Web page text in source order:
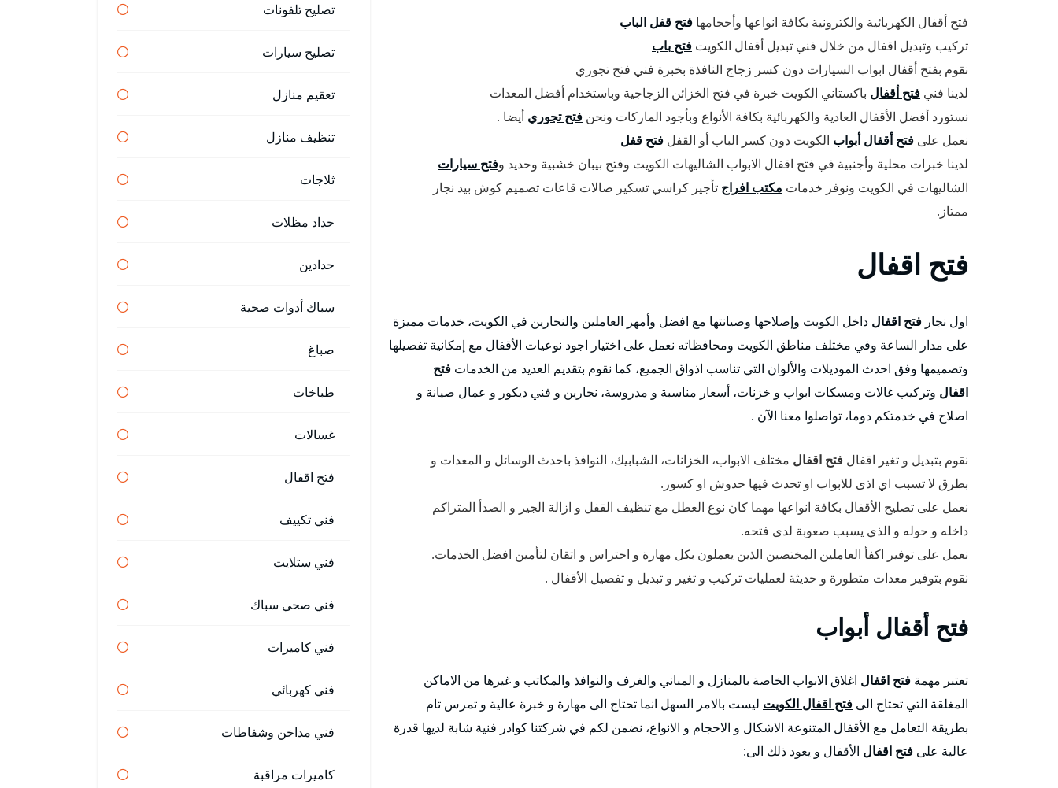
فتح أقفال الكهربائية والكترونية بكافة انواعها وأحجامها فتح قفل الباب
تركيب وتبديل اقفال من خلال فني تبديل أقفال الكويت فتح باب
نقوم بفتح أقفال ابواب السيارات دون كسر زجاج النافذة بخبرة فني فتح تجوري
لدينا فني فتح أقفال باكستاني الكويت خبرة في فتح الخزائن الزجاجية وباستخدام أفضل المعدات
نستورد أفضل الأقفال العادية والكهربائية بكافة الأنواع وبأجود الماركات ونحن فتح تجوري أيضا .
نعمل على فتح أقفال أبواب الكويت دون كسر الباب أو القفل فتح قفل
لدينا خبرات محلية وأجنبية في فتح اقفال الابواب الشاليهات الكويت وفتح بيبان خشبية وحديد وفتح سيارات
الشاليهات في الكويت ونوفر خدمات مكتب افراج تأجير كراسي تسكير صالات قاعات تصميم كوش بيد نجار
ممتاز.
فتح اقفال
اول نجار فتح اقفال داخل الكويت وإصلاحها وصيانتها مع افضل وأمهر العاملين والنجارين في الكويت، خدمات مميزة
على مدار الساعة وفي مختلف مناطق الكويت ومحافظاته نعمل على اختيار اجود نوعيات الأقفال مع إمكانية تفصيلها
وتصميمها وفق احدث الموديلات والألوان التي تناسب اذواق الجميع، كما نقوم بتقديم العديد من الخدمات فتح
اقفال وتركيب غالات ومسكات ابواب و خزنات، أسعار مناسبة و مدروسة، نجارين و فني ديكور و عمال صيانة و
اصلاح في خدمتكم دوما، تواصلوا معنا الآن .
نقوم بتبديل و تغير اقفال فتح اقفال مختلف الابواب، الخزانات، الشبابيك، النوافذ باحدث الوسائل و المعدات و
بطرق لا تسبب اي اذى للابواب او تحدث فيها حدوش او كسور.
نعمل على تصليح الأقفال بكافة انواعها مهما كان نوع العطل مع تنظيف القفل و ازالة الجير و الصدأ المتراكم
داخله و حوله و الذي يسبب صعوبة لدى فتحه.
نعمل على توفير اكفأ العاملين المختصين الذين يعملون بكل مهارة و احتراس و اتقان لتأمين افضل الخدمات.
نقوم بتوفير معدات متطورة و حديثة لعمليات تركيب و تغير و تبديل و تفصيل الأقفال .
فتح أقفال أبواب
تعتبر مهمة فتح اقفال اغلاق الابواب الخاصة بالمنازل و المباني والغرف والنوافذ والمكاتب و غيرها من الاماكن
المغلقة التي تحتاج الى فتح اقفال الكويت ليست بالامر السهل انما تحتاج الى مهارة و خبرة عالية و تمرس تام
بطريقة التعامل مع الأقفال المتنوعة الاشكال و الاحجام و الانواع، نضمن لكم في شركتنا كوادر فنية شابة لديها قدرة
عالية على فتح اقفال الأقفال و يعود ذلك الى:
تصليح تلفونات
تصليح سيارات
تعقيم منازل
تنظيف منازل
ثلاجات
حداد مظلات
حدادين
سباك أدوات صحية
صباغ
طباخات
غسالات
فتح اقفال
فني تكييف
فني ستلايت
فني صحي سباك
فني كاميرات
فني كهربائي
فني مداخن وشفاطات
كاميرات مراقبة